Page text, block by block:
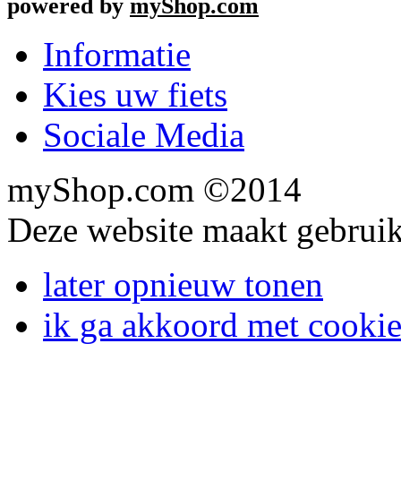
powered by myShop.com
Informatie
Kies uw fiets
Sociale Media
myShop.com ©2014
Deze website maakt
later opnieuw tonen
ik ga akkoord met